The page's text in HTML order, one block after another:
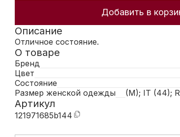
Добавить в
Описание
Отличное состояние.
О товаре
Бренд
Цвет
Состояние
Размер женской одежды
(M); IT (44);
Артикул
121971685b144